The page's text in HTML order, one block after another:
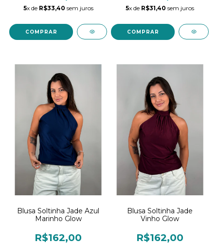
5x de R$33,40 sem juros
COMPRAR
5x de R$31,40 sem juros
COMPRAR
Blusa Soltinha Jade Azul
Marinho Glow
R$162,00
Blusa Soltinha Jade
Vinho Glow
R$162,00